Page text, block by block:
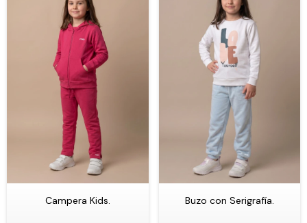
Campera Kids. Buzo con Serigrafía.